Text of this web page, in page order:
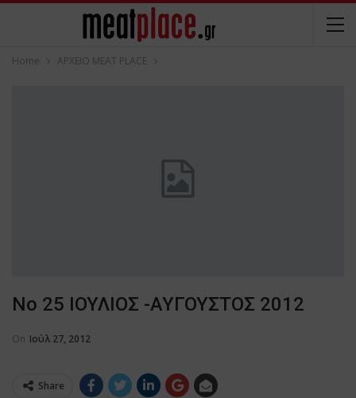
Home ΑΡΧΕΙΟ MEAT PLACE
Νο 25 ΙΟΥΛΙΟΣ -ΑΥΓΟΥΣΤΟΣ 2012
On Ιούλ 27, 2012
Share